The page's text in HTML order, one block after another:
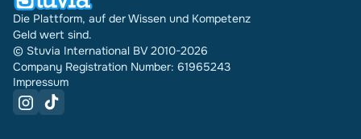
Die Plattform, auf der Wissen und Kompetenz
Geld wert sind.
© Stuvia International BV 2010-2026
Company Registration Number: 61965243
Impressum